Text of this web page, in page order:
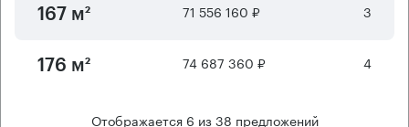
167 м² 71 556 160 ₽ 3
176 м² 74 687 360 ₽ 4
Отображается 6 из38 предложений